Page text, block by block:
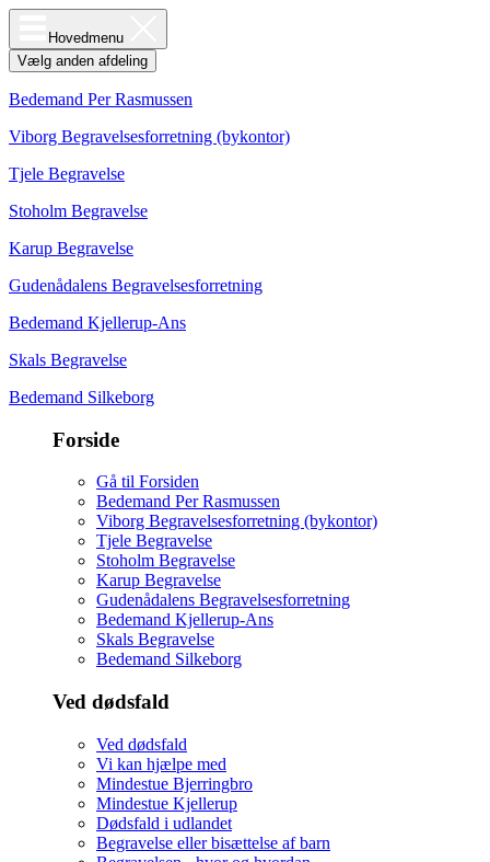
Hovedmenu
Vælg anden afdeling
Bedemand Per Rasmussen
Viborg Begravelsesforretning (bykontor)
Tjele Begravelse
Stoholm Begravelse
Karup Begravelse
Gudenådalens Begravelsesforretning
Bedemand Kjellerup-Ans
Skals Begravelse
Bedemand Silkeborg
Forside
Gå til Forsiden
Bedemand Per Rasmussen
Viborg Begravelsesforretning (bykontor)
Tjele Begravelse
Stoholm Begravelse
Karup Begravelse
Gudenådalens Begravelsesforretning
Bedemand Kjellerup-Ans
Skals Begravelse
Bedemand Silkeborg
Ved dødsfald
Ved dødsfald
Vi kan hjælpe med
Mindestue Bjerringbro
Mindestue Kjellerup
Dødsfald i udlandet
Begravelse eller bisættelse af barn